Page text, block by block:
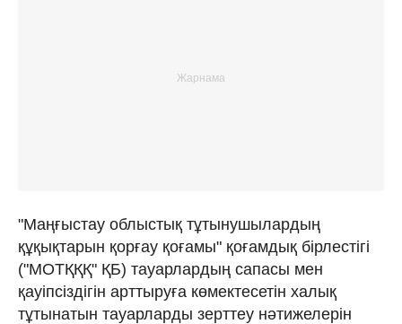
"Маңғыстау облыстық тұтынушылардың
құқықтарын қорғау қоғамы" қоғамдық бірлестігі
("МОТҚҚҚ" ҚБ) тауарлардың сапасы мен
қауіпсіздігін арттыруға көмектесетін халық
тұтынатын тауарларды зерттеу нәтижелерін